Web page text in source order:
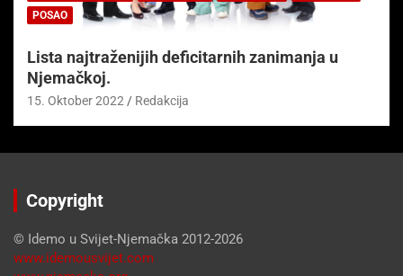
POSAO
Lista najtraženijih deficitarnih zanimanja u
Njemačkoj.
15. Oktober 2022 Redakcija
Copyright
© Idemo u Svijet-Njemačka 2012-2026
www.idemousvijet.com